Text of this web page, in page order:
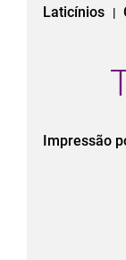
Laticínios |
Impressão